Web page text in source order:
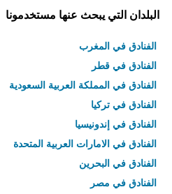
البلدان التي يبحث عنها مستخدمونا
الفنادق في المغرب
الفنادق في قطر
الفنادق في المملكة العربية السعودية
الفنادق في تركيا
الفنادق في إندونيسيا
الفنادق في الامارات العربية المتحدة
الفنادق في البحرين
الفنادق في مصر